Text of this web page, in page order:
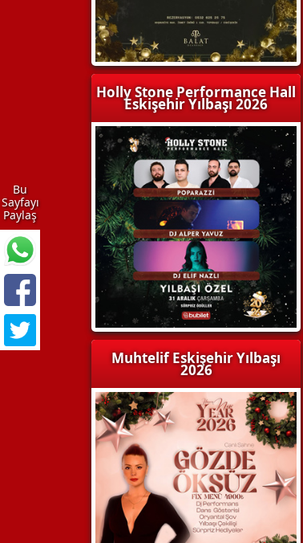
Holly Stone Performance Hall
Eskişehir Yılbaşı 2026
Muhtelif Eskişehir Yılbaşı
2026
Bu
Sayfayı
Paylaş